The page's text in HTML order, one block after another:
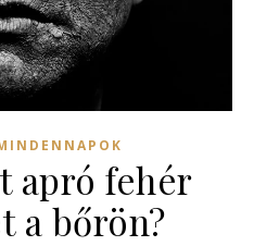
apró fehér
a bőrön?